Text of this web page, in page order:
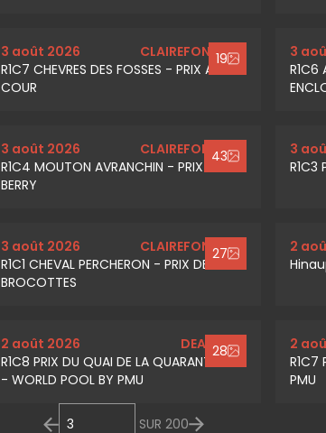
19
3 août 2026
CLAIREFONTAINE
R1C7 CHEVRES DES FOSSES - PRIX AIR DE
COUR
3
R1C6
43
3 août 2026
CLAIREFONTAINE
R1C4 MOUTON AVRANCHIN - PRIX LADY
BERRY
3
R1C3
27
3 août 2026
CLAIREFONTAINE
R1C1 CHEVAL PERCHERON - PRIX DE
BROCOTTES
2
28
2 août 2026
DEAUVILLE
R1C8 PRIX DU QUAI DE LA QUARANTAINE
- WORLD POOL BY PMU
2
R1C7
PMU
SUR 200